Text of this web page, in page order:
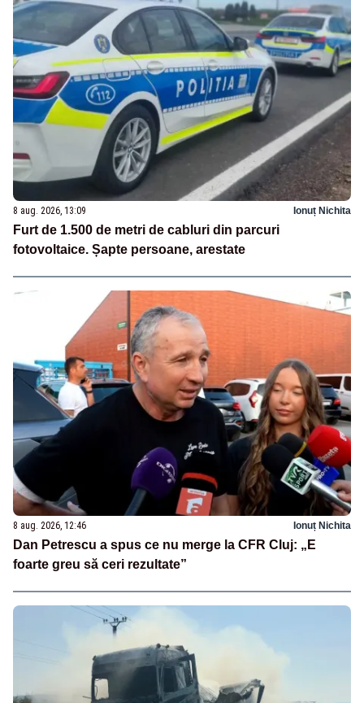
8 aug. 2026, 13:09 Ionuț Nichita
Furt de 1.500 de metri de cabluri din parcuri
fotovoltaice. Șapte persoane, arestate
8 aug. 2026, 12:46 Ionuț Nichita
Dan Petrescu a spus ce nu merge la CFR Cluj: „E
foarte greu să ceri rezultate”